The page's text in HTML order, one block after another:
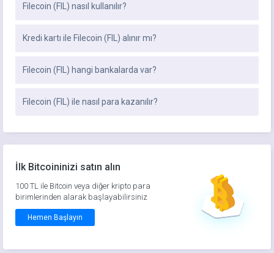
Filecoin (FIL) nasıl kullanılır?
Kredi kartı ile Filecoin (FIL) alınır mı?
Filecoin (FIL) hangi bankalarda var?
Filecoin (FIL) ile nasıl para kazanılır?
İlk Bitcoininizi satın alın
100 TL ile Bitcoin veya diğer kripto para
birimlerinden alarak başlayabilirsiniz
Hemen Başlayın